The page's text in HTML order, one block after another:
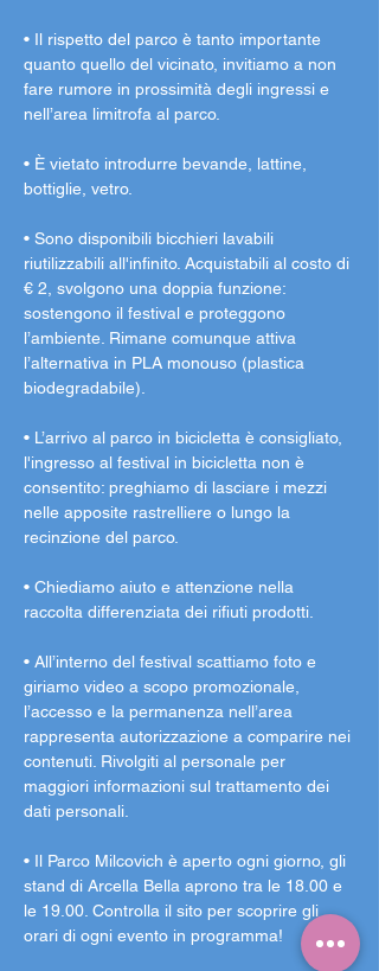
• Il rispetto del parco è tanto importante
quanto quello del vicinato, invitiamo a non
fare rumore in prossimità degli ingressi e
nell’area limitrofa al parco.
• È vietato introdurre bevande, lattine,
bottiglie, vetro.
• Sono disponibili bicchieri lavabili
riutilizzabili all'infinito. Acquistabili al costo di
€ 2, svolgono una doppia funzione:
sostengono il festival e proteggono
l’ambiente. Rimane comunque attiva
l’alternativa in PLA monouso (plastica
biodegradabile).
• L’arrivo al parco in bicicletta è consigliato,
l'ingresso al festival in bicicletta non è
consentito: preghiamo di lasciare i mezzi
nelle apposite rastrelliere o lungo la
recinzione del parco.
• Chiediamo aiuto e attenzione nella
raccolta differenziata dei rifiuti prodotti.
• All’interno del festival scattiamo foto e
giriamo video a scopo promozionale,
l’accesso e la permanenza nell’area
rappresenta autorizzazione a comparire nei
contenuti. Rivolgiti al personale per
maggiori informazioni sul trattamento dei
dati personali.
• Il Parco Milcovich è aperto ogni giorno, gli
stand di Arcella Bella aprono tra le 18.00 e
le 19.00. Controlla il sito per scoprire gli
orari di ogni evento in programma!